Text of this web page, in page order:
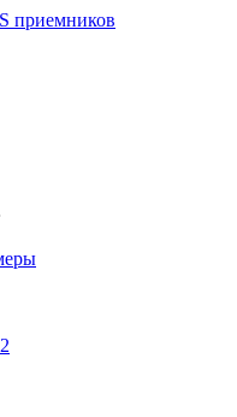
приемников